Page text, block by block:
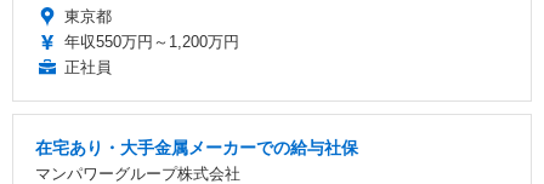
東京都
年収550万円～1,200万円
正社員
在宅あり・大手金属メーカーでの給与社保
マンパワーグループ株式会社